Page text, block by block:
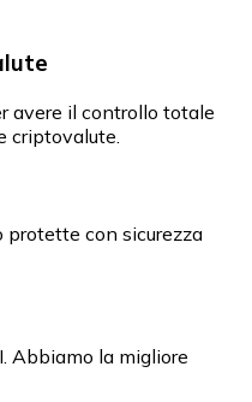
avere il controllo totale
criptovalute.
con sicurezza
Abbiamo la migliore